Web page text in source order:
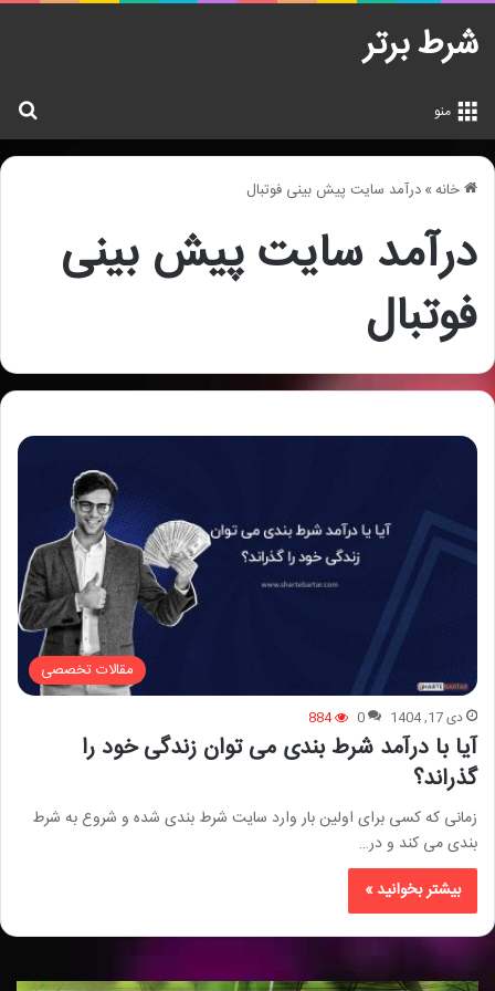
شرط برتر
منو
خانه»درآمد سایت پیش بینی فوتبال
درآمد سایت پیش بینی
فوتبال
مقالات تخصصی
دی 17, 1404 0
884
آیا با درآمد شرط بندی می توان زندگی خود را
گذراند؟
زمانی که کسی برای اولین بار وارد سایت شرط بندی شده و شروع به شرط
بندی می کند و در…
بیشتر بخوانید »